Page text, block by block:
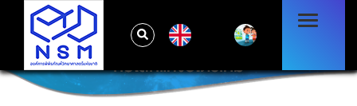
วิทยาศาสตร์ มข. ขยายโอกาสการเรียนรู้นอก
ห้องเรียนสู่ภูมิภาค เปิดตัว “นิทรรศการปิโตรเคมี
ปั้นแต่งโลก” สร้างแรงบันดาลใจสุดมหัศจรรย์ไป
กับโลกแห่งปิโตรเคมี